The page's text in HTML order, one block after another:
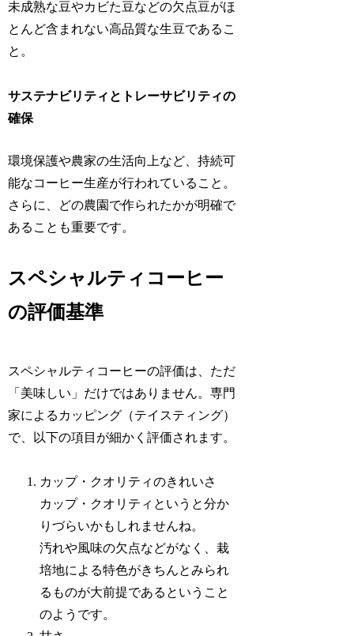
未成熟な豆やカビた豆などの欠点豆がほ
とんど含まれない高品質な生豆であるこ
と。
サステナビリティとトレーサビリティの
確保
環境保護や農家の生活向上など、持続可
能なコーヒー生産が行われていること。
さらに、どの農園で作られたかが明確で
あることも重要です。
スペシャルティコーヒー
の評価基準
スペシャルティコーヒーの評価は、ただ
「美味しい」だけではありません。専門
家によるカッピング（テイスティング）
で、以下の項目が細かく評価されます。
カップ・クオリティのきれいさ
カップ・クオリティというと分か
りづらいかもしれませんね。
汚れや風味の欠点などがなく、栽
培地による特色がきちんとみられ
るものが大前提であるということ
のようです。